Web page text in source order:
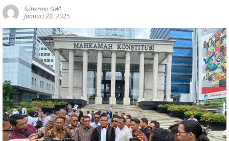
Suhermo GWI
Januari 20, 2025